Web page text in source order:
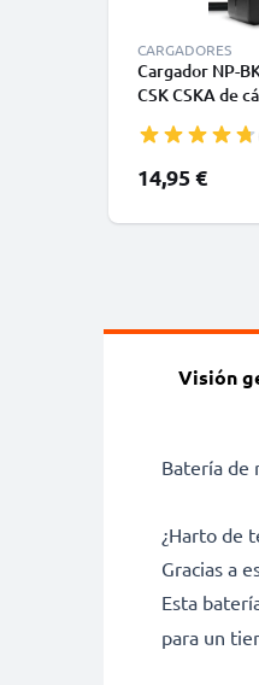
CARGADORES
Cargador NP-
CSK CSKA de
W180 W190
MHS-PM1
14,95 €
Visión
Batería de
¿Harto de
Gracias a
Esta
para un